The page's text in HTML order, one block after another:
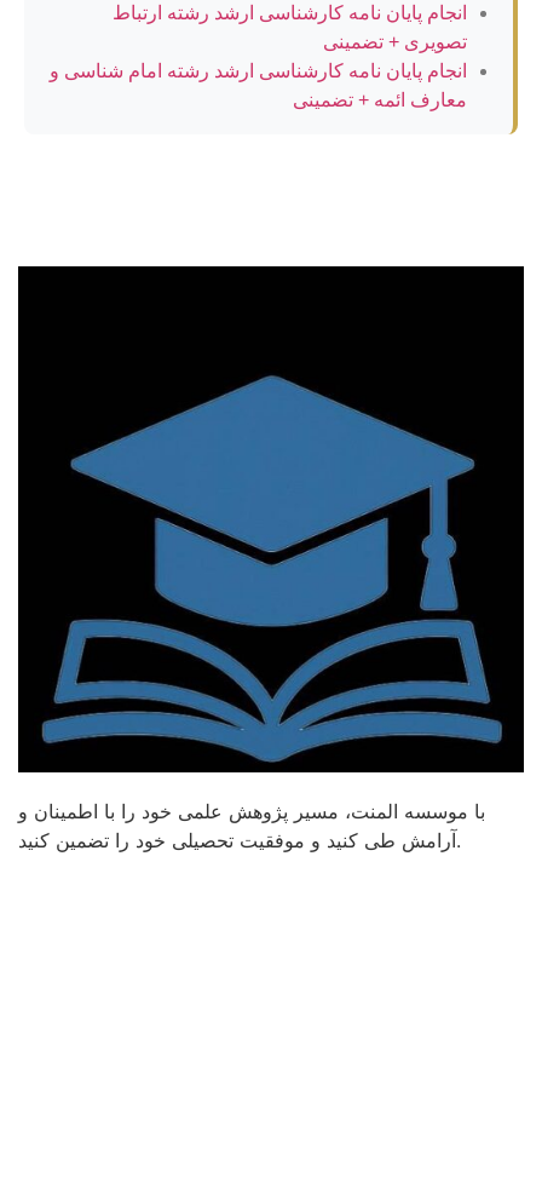
انجام پایان نامه کارشناسی ارشد رشته ارتباط
تصویری + تضمینی
انجام پایان نامه کارشناسی ارشد رشته امام شناسی و
معارف ائمه + تضمینی
با موسسه المنت، مسیر پژوهش علمی خود را با اطمینان و